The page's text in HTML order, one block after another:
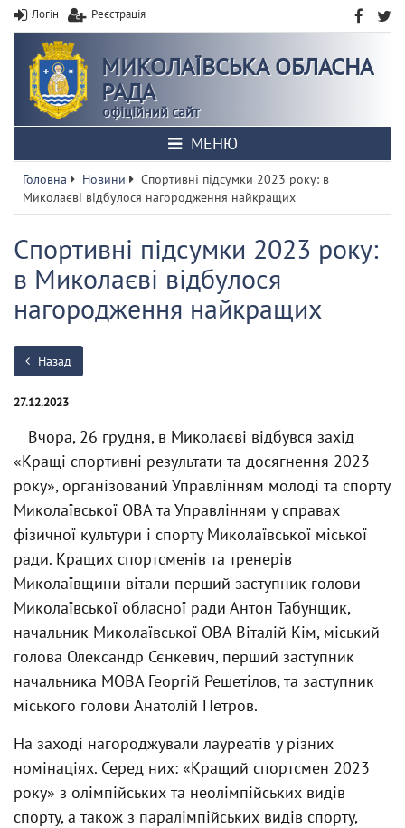
Логін Реєстрація
МИКОЛАЇВСЬКА ОБЛАСНА
РАДА
офіційний сайт
МЕНЮ
Головна Новини
Спортивні підсумки 2023 року: в
Миколаєві відбулося нагородження найкращих
Спортивні підсумки 2023 року:
в Миколаєві відбулося
нагородження найкращих
Назад
27.12.2023
Вчора, 26 грудня, в Миколаєві відбувся захід
«Кращі спортивні результати та досягнення 2023
року», організований Управлінням молоді та спорту
Миколаївської ОВА та Управлінням у справах
фізичної культури і спорту Миколаївської міської
ради. Кращих спортсменів та тренерів
Миколаївщини вітали перший заступник голови
Миколаївської обласної ради Антон Табунщик,
начальник Миколаївської ОВА Віталій Кім, міський
голова Олександр Сєнкевич, перший заступник
начальника МОВА Георгій Решетілов, та заступник
міського голови Анатолій Петров.
На заході нагороджували лауреатів у різних
номінаціях. Серед них: «Кращий спортсмен 2023
року» з олімпійських та неолімпійських видів
спорту, а також з паралімпійських видів спорту,